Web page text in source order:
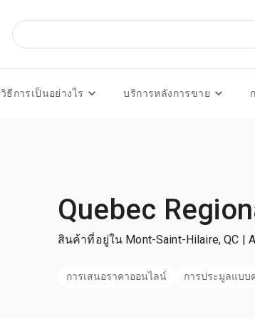
วิธีการเป็นอย่างไร บริการหลังการขาย
Quebec
สินค้าที่อยู่ใน Mont-Saint-Hilaire, QC |
การเสนอราคาออนไลน์ การประมูลแบบ